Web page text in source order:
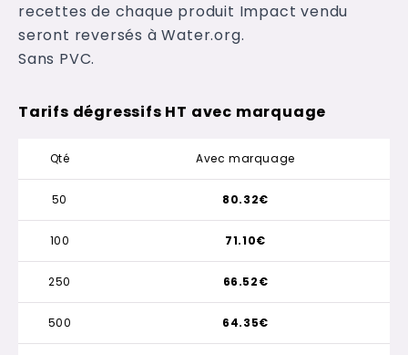
recettes de chaque produit Impact vendu
seront reversés à Water.org.
Sans PVC.
Tarifs dégressifs HT avec marquage
Qté Avec marquage
50
100
250
500
80.32€
71.10€
66.52€
64.35€